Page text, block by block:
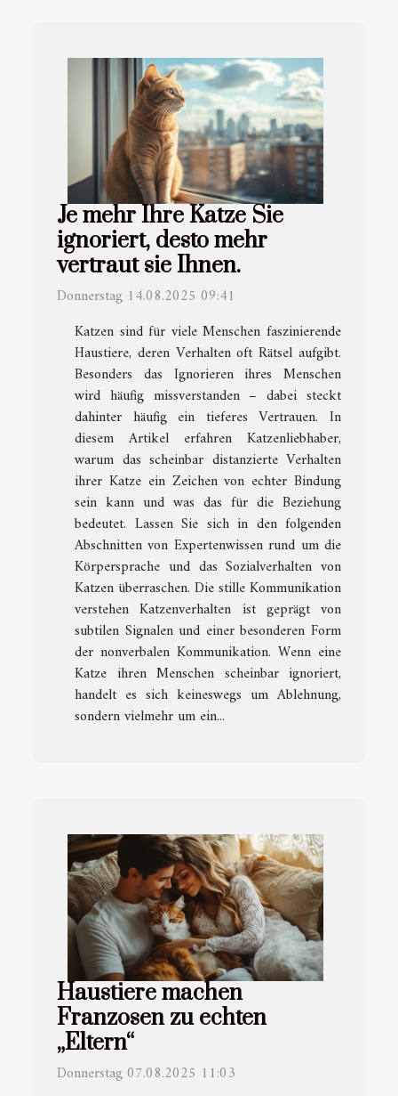
Je mehr Ihre Katze Sie
ignoriert, desto mehr
vertraut sie Ihnen.
Donnerstag 14.08.2025 09:41
Katzen sind für viele Menschen faszinierende
Haustiere, deren Verhalten oft Rätsel aufgibt.
Besonders das Ignorieren ihres Menschen
wird häufig missverstanden – dabei steckt
dahinter häufig ein tieferes Vertrauen. In
diesem Artikel erfahren Katzenliebhaber,
warum das scheinbar distanzierte Verhalten
ihrer Katze ein Zeichen von echter Bindung
sein kann und was das für die Beziehung
bedeutet. Lassen Sie sich in den folgenden
Abschnitten von Expertenwissen rund um die
Körpersprache und das Sozialverhalten von
Katzen überraschen. Die stille Kommunikation
verstehen Katzenverhalten ist geprägt von
subtilen Signalen und einer besonderen Form
der nonverbalen Kommunikation. Wenn eine
Katze ihren Menschen scheinbar ignoriert,
handelt es sich keineswegs um Ablehnung,
sondern vielmehr um ein...
Haustiere machen
Franzosen zu echten
„Eltern“
Donnerstag 07.08.2025 11:03